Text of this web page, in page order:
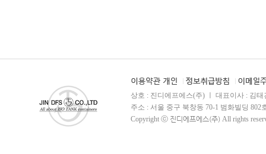
상호 : 진디에프에스(주) ㅣ 대표이사 : 김태
주소 : 서울 중구 북창동 70-1 범화빌딩 802
Copyright ⓒ 진디에프에스(주) All rights